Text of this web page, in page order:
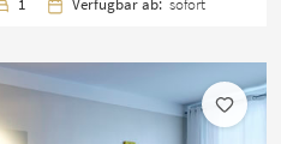
1 Verfügbar ab: sofort